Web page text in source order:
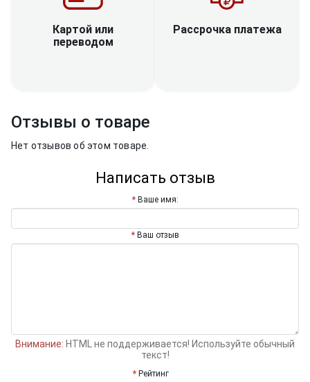
Картой или
переводом
Рассрочка платежа
Отзывы о товаре
Нет отзывов об этом товаре.
Написать отзыв
Ваше имя:
Ваш отзыв
Внимание: HTML не поддерживается! Используйте обычный
текст!
Рейтинг